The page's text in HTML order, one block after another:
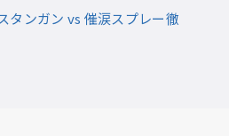
タンガン vs 催涙スプレー徹